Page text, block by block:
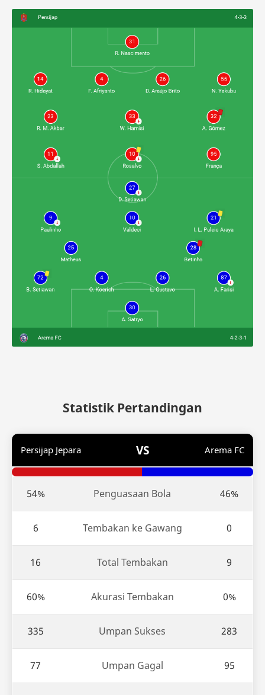
Statistik Pertandingan
Persijap Jepara VS Arema FC
54% Penguasaan Bola 46%
6 Tembakan ke Gawang 0
16 Total Tembakan 9
60% Akurasi Tembakan 0%
335 Umpan Sukses 283
77 Umpan Gagal 95